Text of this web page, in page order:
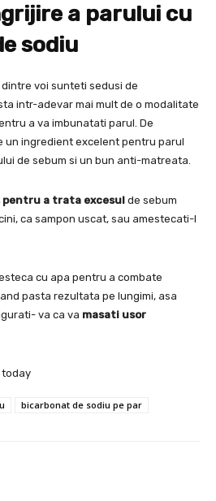
a parului cu
sodiu
voi sunteti sedusi de
intr-adevar mai mult de o modalitate
a va imbunatati parul. De
un ingredient excelent pentru parul
de sebum si un bun anti-matreata.
pentru a trata excesul de sebum
ca sampon uscat, sau amestecati-l
cu apa pentru a combate
pasta rezultata pe lungimi, asa
va ca va masati usor
today
bicarbonat de sodiu pe par